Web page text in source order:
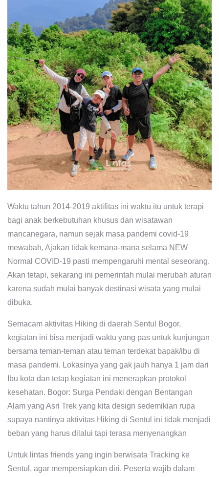
Waktu tahun 2014-2019 aktifitas ini waktu itu untuk terapi
bagi anak berkebutuhan khusus dan wisatawan
mancanegara, namun sejak masa pandemi covid-19
mewabah, Ajakan tidak kemana-mana selama NEW
Normal COVID-19 pasti mempengaruhi mental seseorang.
Akan tetapi, sekarang ini pemerintah mulai merubah aturan
karena sudah mulai banyak destinasi wisata yang mulai
dibuka.
Semacam aktivitas Hiking di daerah Sentul Bogor,
kegiatan ini bisa menjadi waktu yang pas untuk kunjungan
bersama teman-teman atau teman terdekat bapak/ibu di
masa pandemi. Lokasinya yang gak jauh hanya 1 jam dari
Ibu kota dan tetap kegiatan ini menerapkan protokol
kesehatan. Bogor: Surga Pendaki dengan Bentangan
Alam yang Asri Trek yang kita design sedemikian rupa
supaya nantinya aktivitas Hiking di Sentul ini tidak menjadi
beban yang harus dilalui tapi terasa menyenangkan
Untuk lintas friends yang ingin berwisata Tracking ke
Sentul, agar mempersiapkan diri. Peserta wajib dalam